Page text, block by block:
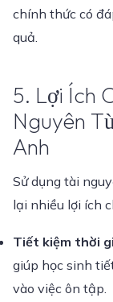
chính thức có
quả.
5. Lợi Ích
Nguyên
Anh
Sử dụng tài
lại nhiều lợi ích
Tiết kiệm thời
giúp học sinh
vào việc ôn tập.